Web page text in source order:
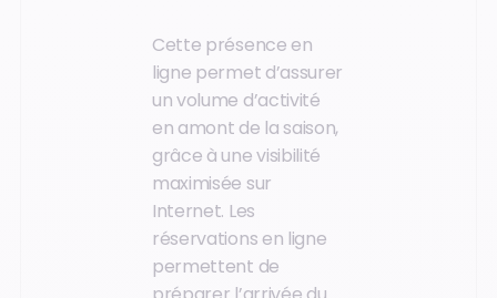
Cette présence en
ligne permet d’assurer
un volume d’activité
en amont de la saison,
grâce à une visibilité
maximisée sur
Internet. Les
réservations en ligne
permettent de